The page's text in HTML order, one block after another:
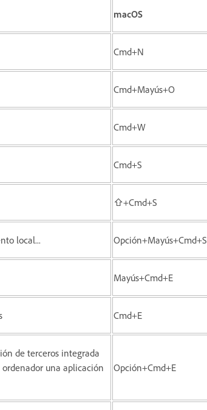
macOS
Cmd+N
Cmd+Mayús+O
Cmd+W
Cmd+S
⇧+Cmd+S
local... Opción+Mayús+Cmd+S
Mayús+Cmd+E
Cmd+E
de terceros integrada
una aplicación
Opción+Cmd+E